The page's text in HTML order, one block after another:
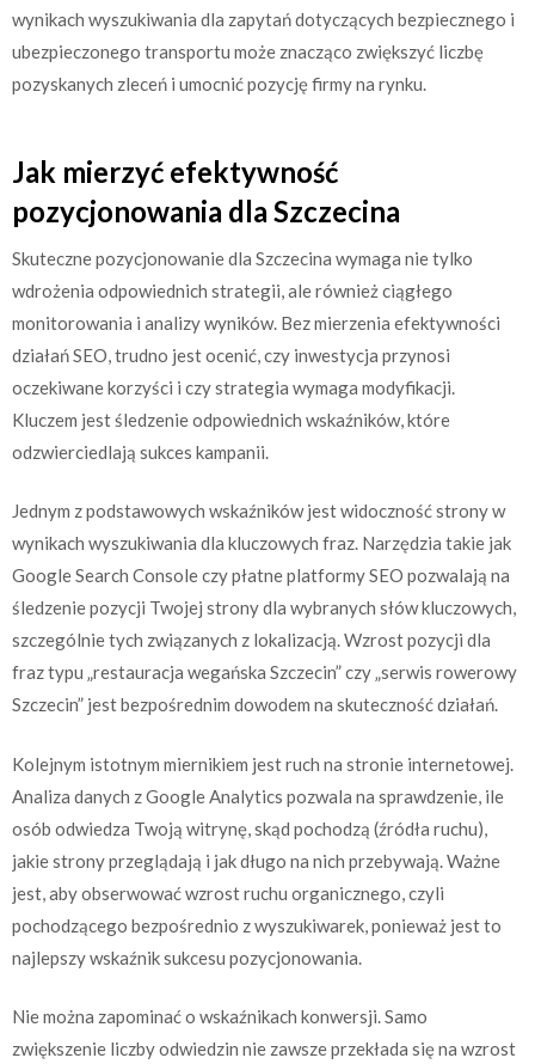
wynikach wyszukiwania dla zapytań dotyczących bezpiecznego i
ubezpieczonego transportu może znacząco zwiększyć liczbę
pozyskanych zleceń i umocnić pozycję firmy na rynku.
Jak mierzyć efektywność
pozycjonowania dla Szczecina
Skuteczne pozycjonowanie dla Szczecina wymaga nie tylko
wdrożenia odpowiednich strategii, ale również ciągłego
monitorowania i analizy wyników. Bez mierzenia efektywności
działań SEO, trudno jest ocenić, czy inwestycja przynosi
oczekiwane korzyści i czy strategia wymaga modyfikacji.
Kluczem jest śledzenie odpowiednich wskaźników, które
odzwierciedlają sukces kampanii.
Jednym z podstawowych wskaźników jest widoczność strony w
wynikach wyszukiwania dla kluczowych fraz. Narzędzia takie jak
Google Search Console czy płatne platformy SEO pozwalają na
śledzenie pozycji Twojej strony dla wybranych słów kluczowych,
szczególnie tych związanych z lokalizacją. Wzrost pozycji dla
fraz typu „restauracja wegańska Szczecin” czy „serwis rowerowy
Szczecin” jest bezpośrednim dowodem na skuteczność działań.
Kolejnym istotnym miernikiem jest ruch na stronie internetowej.
Analiza danych z Google Analytics pozwala na sprawdzenie, ile
osób odwiedza Twoją witrynę, skąd pochodzą (źródła ruchu),
jakie strony przeglądają i jak długo na nich przebywają. Ważne
jest, aby obserwować wzrost ruchu organicznego, czyli
pochodzącego bezpośrednio z wyszukiwarek, ponieważ jest to
najlepszy wskaźnik sukcesu pozycjonowania.
Nie można zapominać o wskaźnikach konwersji. Samo
zwiększenie liczby odwiedzin nie zawsze przekłada się na wzrost